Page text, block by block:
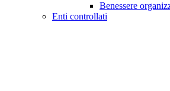
Benessere
Enti controllati